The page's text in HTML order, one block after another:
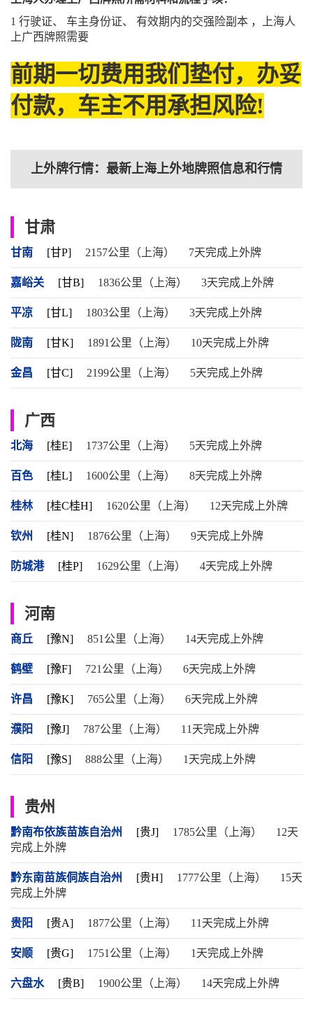
1 行驶证、 车主身份证、 有效期内的交强险副本 ，上海人
上广西牌照需要
前期一切费用我们垫付，办妥
付款，车主不用承担风险!
上外牌行情：最新上海上外地牌照信息和行情
甘肃
甘南 [甘P] 2157公里（上海） 7天完成上外牌
嘉峪关 [甘B] 1836公里（上海） 3天完成上外牌
平凉 [甘L] 1803公里（上海） 3天完成上外牌
陇南 [甘K] 1891公里（上海） 10天完成上外牌
金昌 [甘C] 2199公里（上海） 5天完成上外牌
广西
北海 [桂E] 1737公里（上海） 5天完成上外牌
百色 [桂L] 1600公里（上海） 8天完成上外牌
桂林 [桂C桂H] 1620公里（上海） 12天完成上外牌
钦州 [桂N] 1876公里（上海） 9天完成上外牌
防城港 [桂P] 1629公里（上海） 4天完成上外牌
河南
商丘 [豫N] 851公里（上海） 14天完成上外牌
鹤壁 [豫F] 721公里（上海） 6天完成上外牌
许昌 [豫K] 765公里（上海） 6天完成上外牌
濮阳 [豫J] 787公里（上海） 11天完成上外牌
信阳 [豫S] 888公里（上海） 1天完成上外牌
贵州
黔南布依族苗族自治州 [贵J] 1785公里（上海）
12天
完成上外牌
黔东南苗族侗族自治州 [贵H] 1777公里（上海）
15天
完成上外牌
贵阳 [贵A] 1877公里（上海） 11天完成上外牌
安顺 [贵G] 1751公里（上海） 1天完成上外牌
六盘水 [贵B] 1900公里（上海） 14天完成上外牌